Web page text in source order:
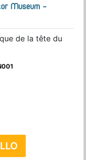
Museum -
de la tête du